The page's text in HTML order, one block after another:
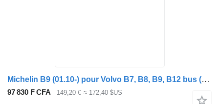
Michelin B9 (01.10-) pour Volvo B7, B8, B9, B12 bus (2005-)
97 830 F CFA 149,20 € ≈ 172,40 $US